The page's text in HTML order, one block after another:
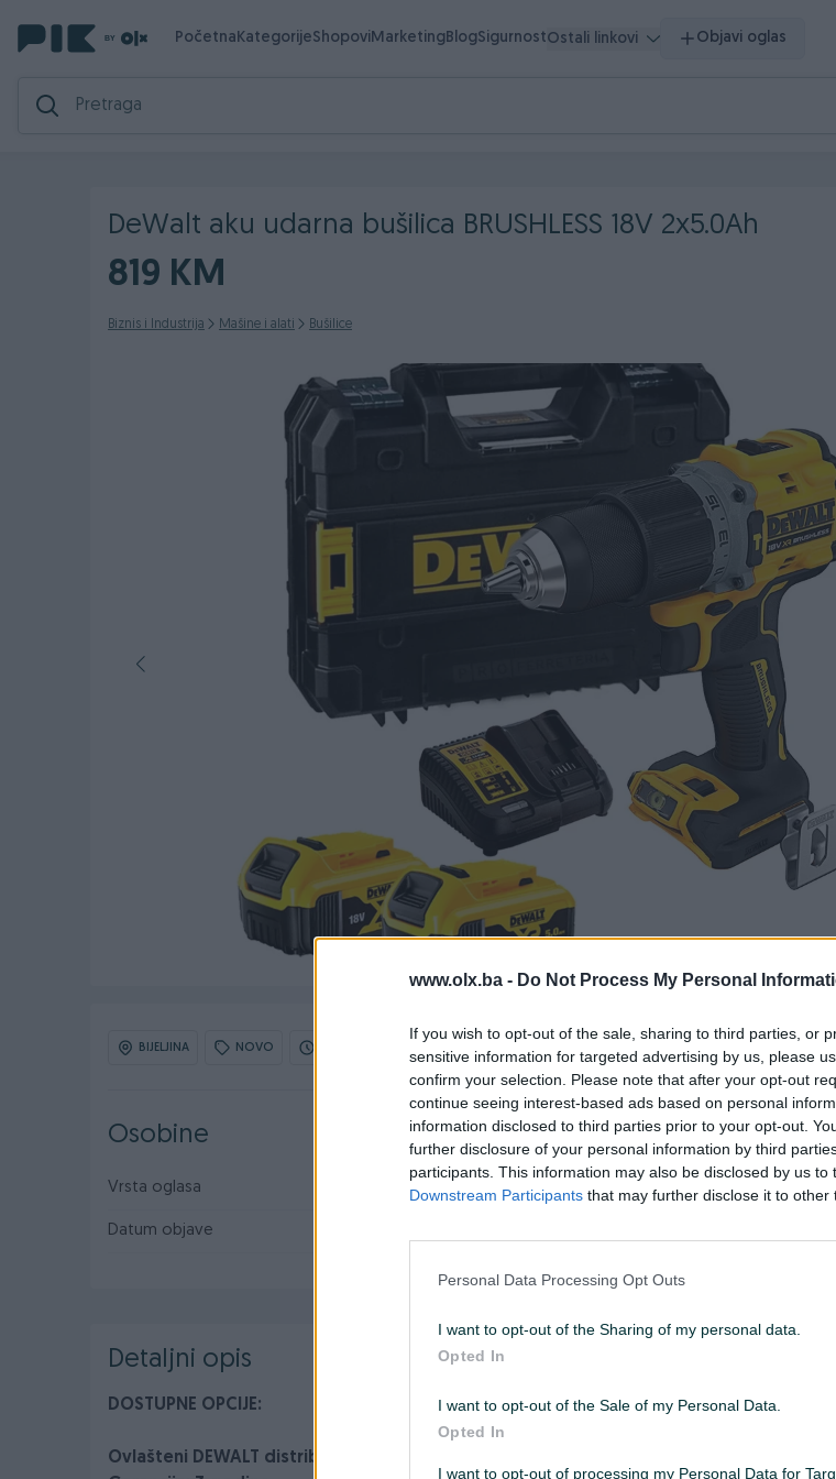
www.olx.ba - Do Not Process My Personal
If you wish to opt-out of the sale, sharing to third parties, or
sensitive information for targeted advertising by us, please
confirm your selection. Please note that after your opt-out
continue seeing interest-based ads based on personal
information disclosed to third parties prior to your opt-out.
further disclosure of your personal information by third
participants. This information may also be disclosed by us to
Downstream Participants that may further disclose it to other
Personal Data Processing Opt Outs
I want to opt-out of the Sharing of my personal data.
Opted In
I want to opt-out of the Sale of my Personal Data.
Opted In
I want to opt-out of processing my Personal Data for
PočetnaKategorijeShopoviMarketingBlogSigurnostOstali linkovi Objavi oglas
DeWalt aku udarna bušilica BRUSHLESS 18V 2x5.0Ah
819 KM
Biznis i Industrija Mašine i alati Bušilice
BIJELJINA NOVO
Osobine
Vrsta oglasa Snaga (W) 0
Datum objave
Detaljni opis
DOSTUPNE OPCIJE:
Ovlašteni DEWALT distributer www.masineialati.ba